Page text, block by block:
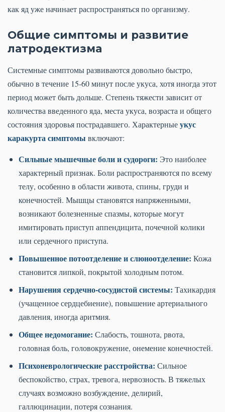
как яд уже начинает распространяться по организму.
Общие симптомы и развитие
латродектизма
Системные симптомы развиваются довольно быстро,
обычно в течение 15-60 минут после укуса, хотя иногда этот
период может быть дольше. Степень тяжести зависит от
количества введенного яда, места укуса, возраста и общего
состояния здоровья пострадавшего. Характерныеукус
каракурта симптомы включают:
Сильные мышечные боли и судороги: Это наиболее
характерный признак. Боли распространяются по всему
телу, особенно в области живота, спины, груди и
конечностей. Мышцы становятся напряженными,
возникают болезненные спазмы, которые могут
имитировать приступ аппендицита, почечной колики
или сердечного приступа.
Повышенное потоотделение и слюноотделение: Кожа
становится липкой, покрытой холодным потом.
Нарушения сердечно-сосудистой системы: Тахикардия
(учащенное сердцебиение), повышение артериального
давления, иногда аритмия.
Общее недомогание: Слабость, тошнота, рвота,
головная боль, головокружение, онемение конечностей.
Психоневрологические расстройства: Сильное
беспокойство, страх, тревога, нервозность. В тяжелых
случаях возможно возбуждение, делирий,
галлюцинации, потеря сознания.